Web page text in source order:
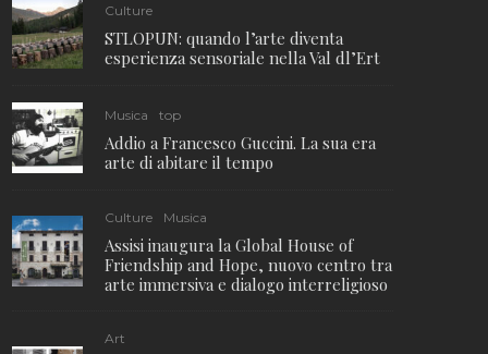
Culture
STLOPUN: quando l’arte diventa
esperienza sensoriale nella Val dl’Ert
Musica top
Addio a Francesco Guccini. La sua era
arte di abitare il tempo
Culture Musica
Assisi inaugura la Global House of
Friendship and Hope, nuovo centro tra
arte immersiva e dialogo interreligioso
Art